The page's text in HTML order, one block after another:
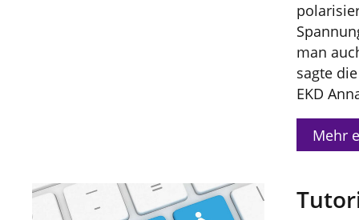
man
sagte
EKD
Mehr